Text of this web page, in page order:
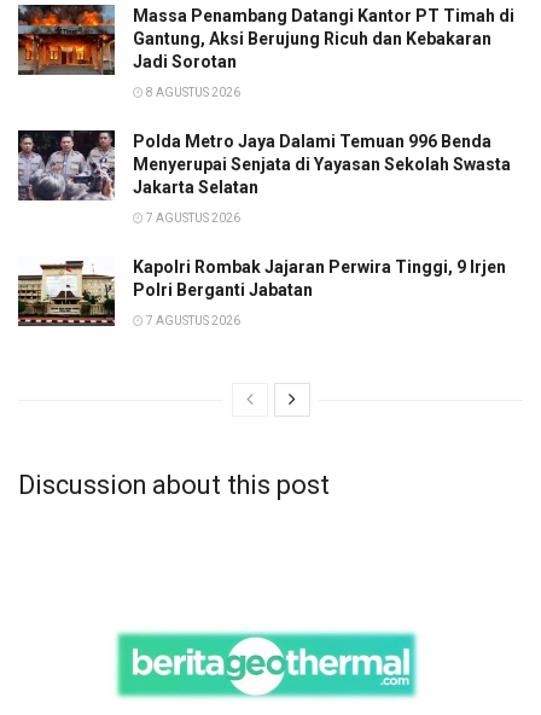
Massa Penambang Datangi Kantor PT Timah di
Gantung, Aksi Berujung Ricuh dan Kebakaran
Jadi Sorotan
8 AGUSTUS 2026
Polda Metro Jaya Dalami Temuan 996 Benda
Menyerupai Senjata di Yayasan Sekolah Swasta
Jakarta Selatan
7 AGUSTUS 2026
Kapolri Rombak Jajaran Perwira Tinggi, 9 Irjen
Polri Berganti Jabatan
7 AGUSTUS 2026
Discussion about this post